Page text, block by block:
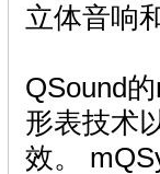
立体音响
QSound
形表技术
效。